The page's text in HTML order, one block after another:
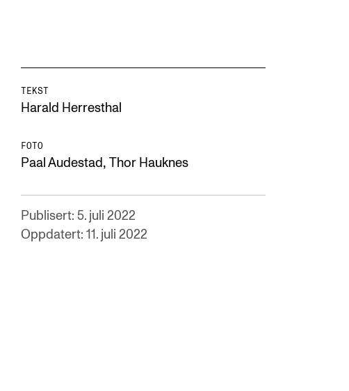
TEKST
Harald Herresthal
FOTO
Paal Audestad , Thor Hauknes
Publisert: 5. juli 2022
Oppdatert: 11. juli 2022